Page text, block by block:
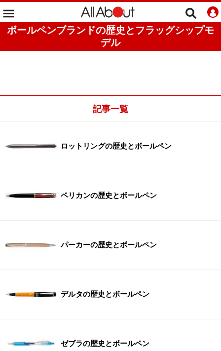
ボールペンブランドの歴史とフラッグシップモ
デル
記事一覧
ロットリングの歴史とボールペン
ペリカンの歴史とボールペン
パーカーの歴史とボールペン
デルタの歴史とボールペン
ゼブラの歴史とボールペン